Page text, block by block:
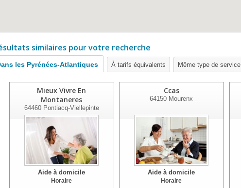
similaires pour votre recherche
les Pyrénées-Atlantiques À tarifs équivalents Même type de service
Mieux Vivre En
Montaneres
64460Pontiacq-Viellepinte
Aide à domicile
Horaire
Ccas
64150 Mourenx
Aide à domicile
Horaire